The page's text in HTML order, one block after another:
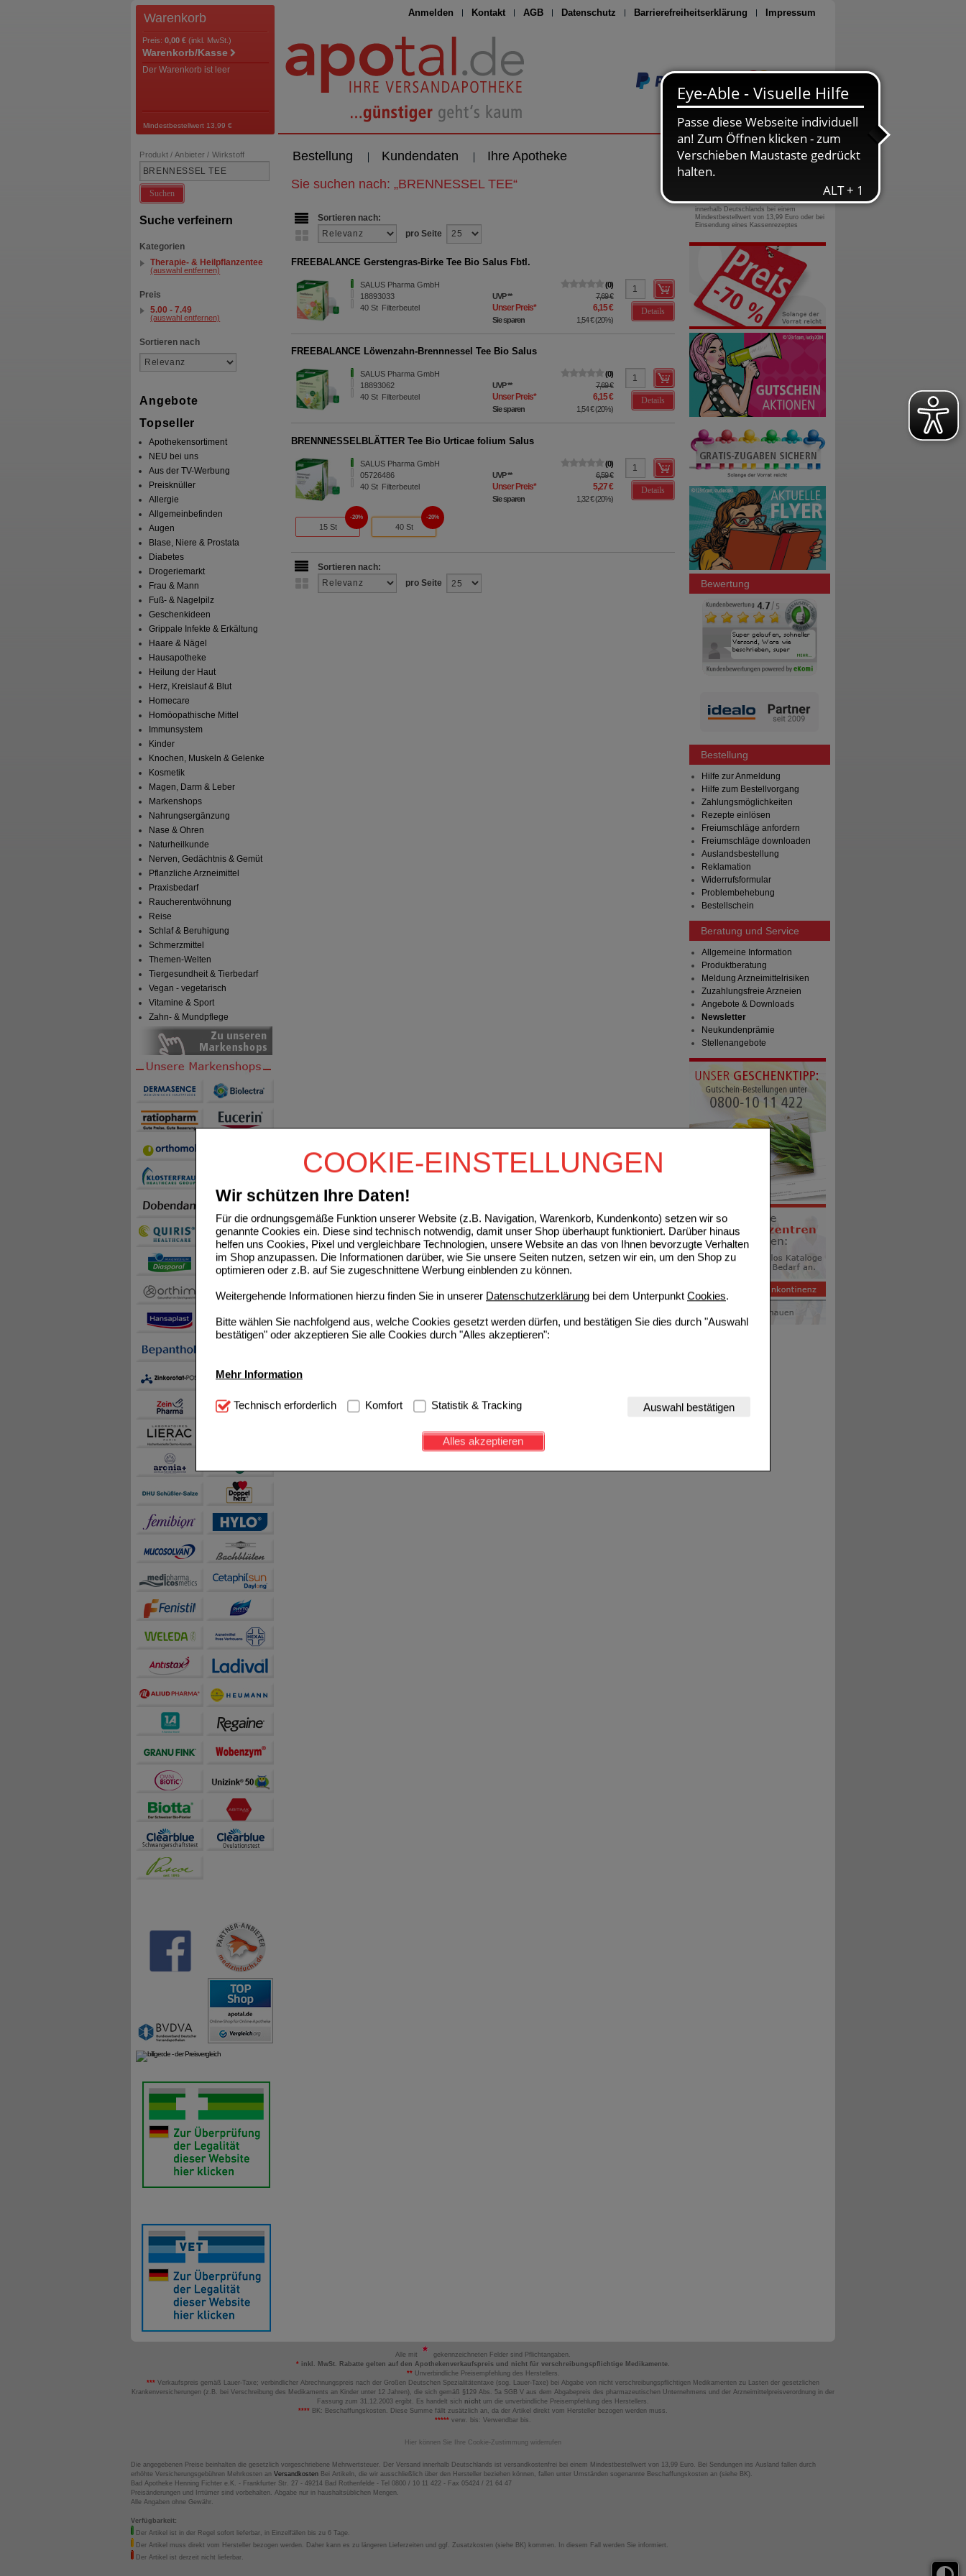
COOKIE-EINSTELLUNGEN
Wir schützen Ihre Daten!
Für die ordnungsgemäße Funktion unserer Website (z.B. Navigation, Warenkorb, Kundenkonto) setzen wir so
genannte Cookies ein. Diese sind technisch notwendig, damit unser Shop überhaupt funktioniert. Darüber hinaus
helfen uns Cookies, Pixel und vergleichbare Technologien, unsere Website an das von Ihnen bevorzugte Verhalten
im Shop anzupassen. Die Informationen darüber, wie Sie unsere Seiten nutzen, setzen wir ein, um den Shop zu
optimieren oder z.B. auf Sie zugeschnittene Werbung einblenden zu können.
Weitergehende Informationen hierzu finden Sie in unserer Datenschutzerklärung bei dem Unterpunkt Cookies.
Bitte wählen Sie nachfolgend aus, welche Cookies gesetzt werden dürfen, und bestätigen Sie dies durch "Auswahl
bestätigen" oder akzeptieren Sie alle Cookies durch "Alles akzeptieren":
Mehr Information
Technisch Notwendig: Hierbei handelt es sich um Cookies, die für die Grundfunktionen unserer Website
notwendig sind (z.B. Navigation, Warenkorb, Kundenkonto), weshalb auf diese nicht verzichtet werden kann.
Diese Cookies werden genutzt um das Einkaufserlebnis noch ansprechender zu gestalten,
beispielsweise für die Wiedererkennung des Besuchers oder unsere Seite an bevorzugte Verhaltensweisen (z.B.
Inhalte anzuzeigen und unser Partnerprogramm zu betreiben.
Statistik & Tracking:
sammeln, mit deren Hilfe wir unsere Website weiter für Sie optimieren können, den Inhalt auf unserer Website aber
auch die Werbung auf Drittseiten möglichst relevant für Sie zu gestalten. Bitte beachten Sie, dass Daten hierfür
teilweise an Dritte wie z.B. Google oder soziale Medien übertragen werden.
Technisch erforderlich Komfort Statistik & Tracking Auswahl bestätigen
Alles akzeptieren
Anmelden Kontakt AGB Datenschutz Barrierefreiheitserklärung Impressum
Seite drucken
Warenkorb
Preis: 0,00 € (inkl. MwSt.)
Warenkorb/Kasse
Der Warenkorb ist leer
Mindestbestellwert 13,99 €
Bestellung Kundendaten Ihre Apotheke
Produkt / Anbieter / Wirkstoff
Suchen
Suche verfeinern
Kategorien
Therapie- & Heilpflanzentee
(auswahl entfernen)
Preis
5.00 - 7.49
(auswahl entfernen)
Sortieren nach
Angebote
Topseller
Apothekensortiment
NEU bei uns
Aus der TV-Werbung
Preisknüller
Allergie
Allgemeinbefinden
Augen
Blase, Niere & Prostata
Diabetes
Drogeriemarkt
Frau & Mann
Fuß- & Nagelpilz
Geschenkideen
Grippale Infekte & Erkältung
Haare & Nägel
Hausapotheke
Heilung der Haut
Herz, Kreislauf & Blut
Homecare
Homöopathische Mittel
Immunsystem
Kinder
Knochen, Muskeln & Gelenke
Kosmetik
Magen, Darm & Leber
Markenshops
Nahrungsergänzung
Nase & Ohren
Naturheilkunde
Nerven, Gedächtnis & Gemüt
Pflanzliche Arzneimittel
Praxisbedarf
Raucherentwöhnung
Reise
Schlaf & Beruhigung
Schmerzmittel
Themen-Welten
Tiergesundheit & Tierbedarf
Vegan - vegetarisch
Vitamine & Sport
Zahn- & Mundpflege
Sie suchen nach: „BRENNESSEL TEE“
Sortieren nach:
pro Seite
FREEBALANCE Gerstengras-Birke Tee Bio Salus Fbtl.
SALUS Pharma GmbH
18893033
40St Filterbeutel
0
UVP** 7,69 €
Unser Preis* 6,15 €
Sie sparen 1,54 €(20%)
Details
FREEBALANCE Löwenzahn-Brennnessel Tee Bio Salus
SALUS Pharma GmbH
18893062
40St Filterbeutel
0
UVP** 7,69 €
Unser Preis* 6,15 €
Sie sparen 1,54 €(20%)
Details
BRENNNESSELBLÄTTER Tee Bio Urticae folium Salus
SALUS Pharma GmbH
05726486
40St Filterbeutel
0
UVP** 6,59 €
Unser Preis* 5,27 €
Sie sparen 1,32 €(20%)
Details
15 St
20%
40 St
20%
Sortieren nach:
pro Seite
0800-10 11 422
gebührenfreie Rufnummer
innerhalb Deutschlands bei einem
Mindestbestellwert von 13,99 Euro oder bei
Einsendung eines Kassenrezeptes
Bewertung
Bestellung
Hilfe zur Anmeldung
Hilfe zum Bestellvorgang
Zahlungsmöglichkeiten
Rezepte einlösen
Freiumschläge anfordern
Freiumschläge downloaden
Auslandsbestellung
Reklamation
Widerrufsformular
Problembehebung
Bestellschein
Beratung und Service
Allgemeine Information
Produktberatung
Meldung Arzneimittelrisiken
Zuzahlungsfreie Arzneien
Angebote & Downloads
Newsletter
Neukundenprämie
Stellenangebote
Alle mit
gekennzeichneten Felder sind Pflichtangaben.
* inkl. MwSt. Rabatte gelten auf den Apothekenverkaufspreis und nicht für verschreibungspflichtige Medikamente.
**Unverbindliche Preisempfehlung des Herstellers.
*** Verkaufspreis gemäß Lauer-Taxe; verbindlicher Abrechnungspreis nach der Großen Deutschen Spezialitätentaxe (sog. Lauer-Taxe) bei Abgabe von nicht verschreibungspflichtigen Medikamenten zu Lasten der gesetzlichen
Krankenversicherungen (z.B. bei Verschreibung des Medikaments an Kinder unter 12 Jahren), die sich gemäß §129 Abs. 5a SGB V aus dem Abgabepreis des pharmazeutischen Unternehmens und der Arzneimittelpreisverordnung in der
Fassung zum 31.12.2003 ergibt. Es handelt sich nicht um die unverbindliche Preisempfehlung des Herstellers.
**** BK: Beschaffungskosten. Diese Summe fällt zusätzlich an, da der Artikel direkt vom Hersteller bezogen werden muss.
***** verw. bis: Verwendbar bis.
Hier können Sie Ihre Cookie-Zustimmung widerrufen
Die angegebenen Preise beinhalten die gesetzlich vorgeschriebene Mehrwertsteuer. Der Versand innerhalb Deutschlands ist versandkostenfrei bei einem Mindestbestellwert von 13,99 Euro. Bei Sendungen ins Ausland fallen durch
erhöhte Versicherungsgebühren Mehrkosten an Versandkosten Bei Artikeln, die wir ausschließlich über den Hersteller beziehen können, fallen unter Umständen sogenannte Beschaffungskosten an (siehe BK).
Bad Apotheke Henning Fichter e.K. - Frankfurter Str. 27 - 49214 Bad Rothenfelde - Tel 0800 / 10 11 422 - Fax 05424 / 21 64 47
Preisänderungen und Irrtümer sind vorbehalten. Abgabe nur in haushaltsüblichen Mengen.
Alle Angaben ohne Gewähr.
Verfügbarkeit:
Der Artikel ist in der Regel sofort lieferbar, in Einzelfällen bis zu 6 Tage.
Der Artikel muss direkt vom Hersteller bezogen werden. Daher kann es zu längeren Lieferzeiten und ggf. Zusatzkosten (siehe BK) kommen. In diesem Fall werden Sie informiert.
Der Artikel ist derzeit nicht lieferbar.